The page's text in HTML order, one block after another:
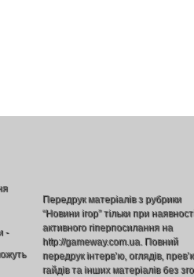
-
Передрук матеріалів з рубрики
“Новини ігор” тільки при
активного гіперпосилання на
http://gameway.com.ua. Повний
передрук інтерв’ю, оглядів,
гайдів та інших матеріалів без